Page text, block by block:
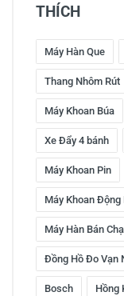
THÍCH
Máy Hàn Que
Thang Nhôm Rút
Máy Khoan Búa
Xe Đẩy 4 bánh
Máy Khoan Pin
Máy Khoan Động
Máy Hàn Bán
Đồng Hồ Đo Vạn
Bosch Hồng